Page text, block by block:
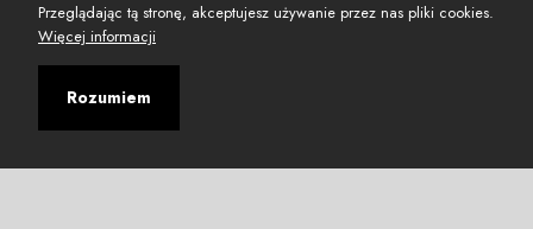
Przeglądając tą stronę, akceptujesz używanie przez nas pliki cookies.
Więcej informacji
Rozumiem